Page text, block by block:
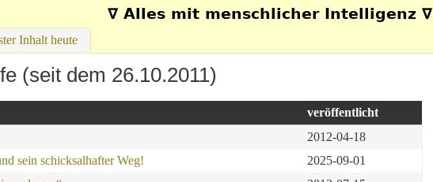
∇ Alles mit menschlicher Intelligenz ∇
Inhalt heute
(seit dem 26.10.2011)
veröffentlicht
2012-04-18
sein schicksalhafter Weg!
2025-09-01